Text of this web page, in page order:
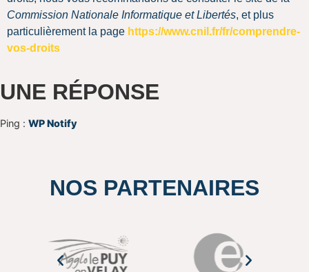
Commission Nationale Informatique et Libertés, et plus
particulièrement la page https://www.cnil.fr/fr/comprendre-
vos-droits
UNE RÉPONSE
Ping : WP Notify
NOS PARTENAIRES